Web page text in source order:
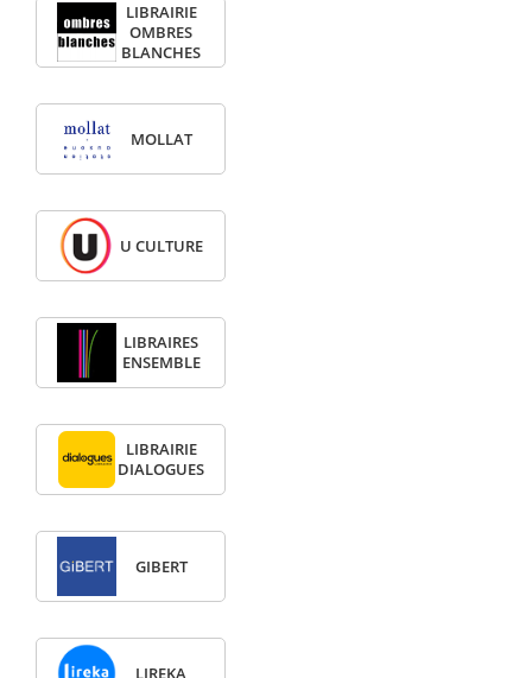
LIBRAIRIE
OMBRES
BLANCHES
MOLLAT
U CULTURE
LIBRAIRES
ENSEMBLE
LIBRAIRIE
DIALOGUES
GIBERT
LIREKA